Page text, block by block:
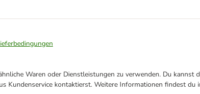
Waren oder Dienstleistungen zu verwenden. Du kannst
Kundenservice kontaktierst. Weitere Informationen findest du